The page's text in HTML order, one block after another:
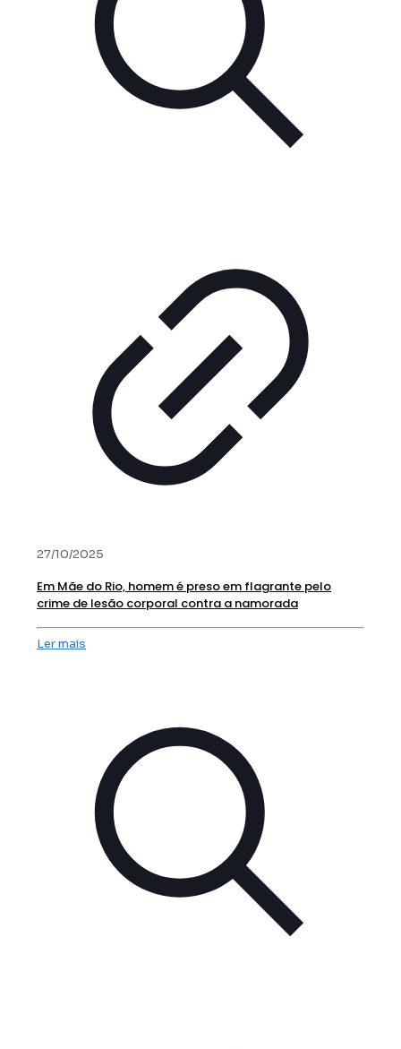
27/10/2025
Em Mãe do Rio, homem é preso em flagrante pelo
crime de lesão corporal contra a namorada
Ler mais